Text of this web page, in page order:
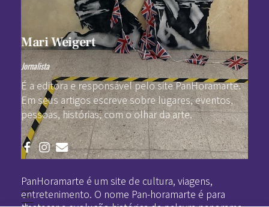
PanHoramarte é um site de cultura, viagens,
entretenimento. O nome Pan-horamarte é para
Mari Weigert
Jornalista
É a editora e responsável pelo site PanHoramarte.
Em seus artigos escreve sobre lugares, eventos,
pessoas, histórias, com o olhar da arte.